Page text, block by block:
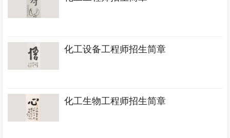
化工设备工程师招生简章
化工生物工程师招生简章